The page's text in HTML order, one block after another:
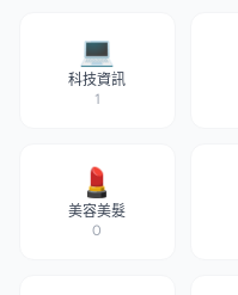
💻
科技資訊
1
💄
美容美髮
0